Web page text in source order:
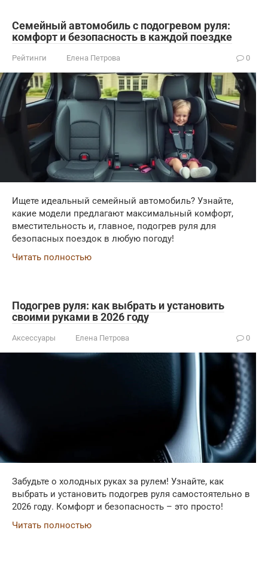
Семейный автомобиль с подогревом руля:
комфорт и безопасность в каждой поездке
Рейтинги Елена Петрова 0
Ищете идеальный семейный автомобиль? Узнайте,
какие модели предлагают максимальный комфорт,
вместительность и, главное, подогрев руля для
безопасных поездок в любую погоду!
Читать полностью
Подогрев руля: как выбрать и установить
своими руками в 2026 году
Аксессуары Елена Петрова 0
Забудьте о холодных руках за рулем! Узнайте, как
выбрать и установить подогрев руля самостоятельно в
2026 году. Комфорт и безопасность – это просто!
Читать полностью